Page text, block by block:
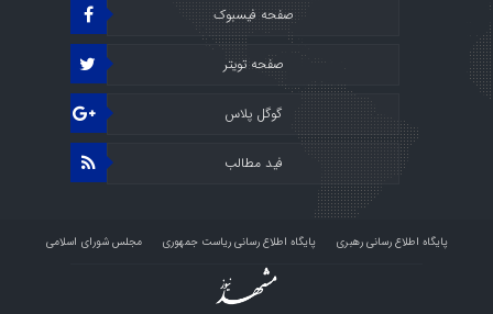
صفحه فیسبوک
صفحه تویتر
گوگل پلاس
فید مطالب
پایگاه اطلاع رسانی رهبری پایگاه اطلاع رسانی ریاست جمهوری مجلس شورای اسلامی
پرتال قوه قضائیه استودیو راو